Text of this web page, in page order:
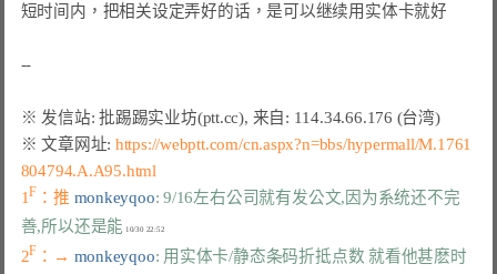
短时间内，把相关设定弄好的话，是可以继续用实体卡就好
※ 发信站: 批踢踢实业坊(ptt.cc), 来自: 114.34.66.176 (台湾)
※ 文章网址: https://webptt.com/cn.aspx?n=bbs/hypermall/M.1761
804794.A.A95.html
1F ：推 monkeyqoo: 9/16左右公司就有发公文,因为系统还不完
善,所以还是能
2F ：→ monkeyqoo: 用实体卡/静态条码折抵点数 就看他甚麽时